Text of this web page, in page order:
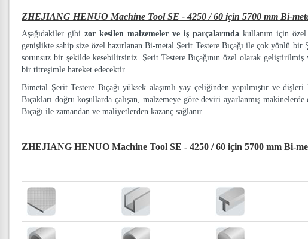
ZHEJIANG HENUO Machine Tool SE - 4250 / 60 için 5700 mm Bi-
Aşağıdakiler gibi zor kesilen malzemeler ve iş parçalarında kullanım için
genişlikte sahip size özel hazırlanan Bi-metal Şerit Testere Bıçağı ile çok yönlü
sorunsuz bir şekilde kesebilirsiniz. Şerit Testere Bıçağının özel olarak geliştirilmiş
bir titreşimle hareket edecektir.
Bimetal Şerit Testere Bıçağı yüksek alaşımlı yay çeliğinden yapılmıştır ve
Bıçakları doğru koşullarda çalışan, malzemeye göre deviri ayarlanmış
Bıçağı ile zamandan ve maliyetlerden kazanç sağlanır.
ZHEJIANG HENUO Machine Tool SE - 4250 / 60 için 5700 mm Bi-